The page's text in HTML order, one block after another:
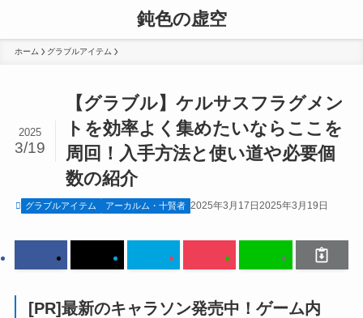
鈍色の虚空
ホーム グラブルアイテム
【グラブル】ケルサスフラグメン
トを効率よく集めたいならここを
周回！入手方法と使い道や必要個
数の紹介
2025
3/19
グラブルアイテム アーカルム・十賢者 2025年3月17日 2025年3月19日
[PR]最新のキャラソン発売中！ゲーム内